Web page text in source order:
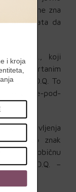
koja ne zna
ne shvata da
koji
sa docrtanim
L.H.O.O.Q. To
je-vruće-pod-
skrnavljenja
i kao znak
je običnu
L.H.O.O.Q. –
i kroja